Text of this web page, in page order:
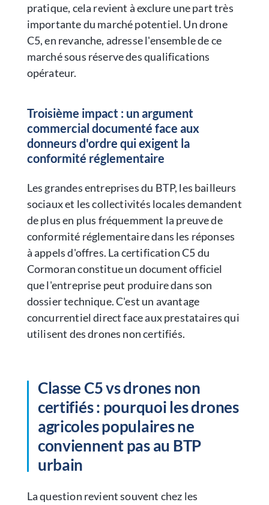
pratique, cela revient à exclure une part très
importante du marché potentiel. Un drone
C5, en revanche, adresse l'ensemble de ce
marché sous réserve des qualifications
opérateur.
Troisième impact : un argument
commercial documenté face aux
donneurs d'ordre qui exigent la
conformité réglementaire
Les grandes entreprises du BTP, les bailleurs
sociaux et les collectivités locales demandent
de plus en plus fréquemment la preuve de
conformité réglementaire dans les réponses
à appels d'offres. La certification C5 du
Cormoran constitue un document officiel
que l'entreprise peut produire dans son
dossier technique. C'est un avantage
concurrentiel direct face aux prestataires qui
utilisent des drones non certifiés.
Classe C5 vs drones non
certifiés : pourquoi les drones
agricoles populaires ne
conviennent pas au BTP
urbain
La question revient souvent chez les